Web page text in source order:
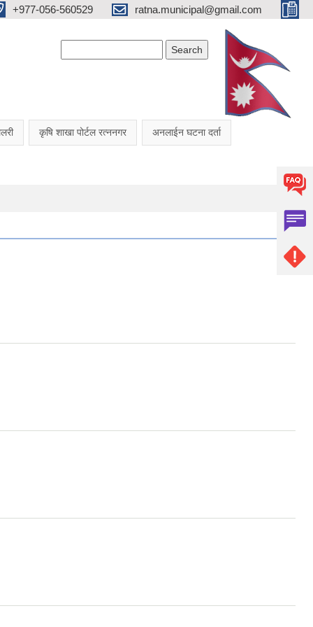
+977-056-560529 ratna.municipal@gmail.com
कृषि शाखा पोर्टल रत्ननगर अनलाईन घटना दर्ता